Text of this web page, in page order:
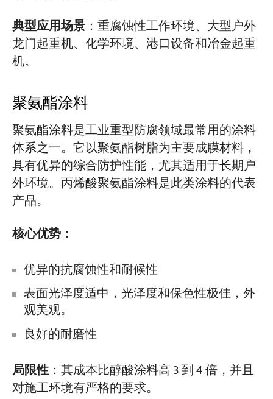
典型应用场景：重腐蚀性工作环境、大型户外
龙门起重机、化学环境、港口设备和冶金起重
机。
聚氨酯涂料
聚氨酯涂料是工业重型防腐领域最常用的涂料
体系之一。它以聚氨酯树脂为主要成膜材料，
具有优异的综合防护性能，尤其适用于长期户
外环境。丙烯酸聚氨酯涂料是此类涂料的代表
产品。
核心优势：
优异的抗腐蚀性和耐候性
表面光泽度适中，光泽度和保色性极佳，外
观美观。
良好的耐磨性
局限性：其成本比醇酸涂料高 3 到 4 倍，并且
对施工环境有严格的要求。